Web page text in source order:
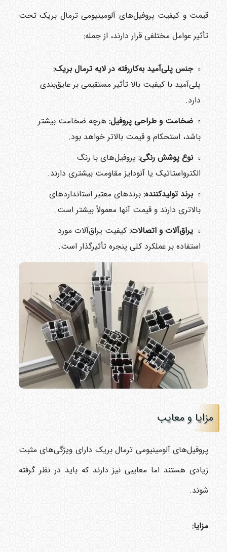
قیمت و کیفیت پروفیل‌های آلومینیومی ترمال بریک تحت
تأثیر عوامل مختلفی قرار دارند، از جمله:
جنس پلی‌آمید به‌کاررفته در لایه ترمال بریک:
پلی‌آمید با کیفیت بالا تأثیر مستقیمی بر عایق‌بندی
دارد.
ضخامت و طراحی پروفیل:هرچه ضخامت بیشتر
باشد، استحکام و قیمت بالاتر خواهد بود.
نوع پوشش رنگی:پروفیل‌های با رنگ
الکترواستاتیک یا آنودایز مقاومت بیشتری دارند.
برند تولیدکننده:برندهای معتبر استانداردهای
بالاتری دارند و قیمت آنها معمولاً بیشتر است.
یراق‌آلات و اتصالات:کیفیت یراق‌آلات مورد
استفاده بر عملکرد کلی پنجره تأثیرگذار است.
مزایا و معایب
پروفیل‌های آلومینیومی ترمال بریک دارای ویژگی‌های مثبت
زیادی هستند اما معایبی نیز دارند که باید در نظر گرفته
شوند.
مزایا: